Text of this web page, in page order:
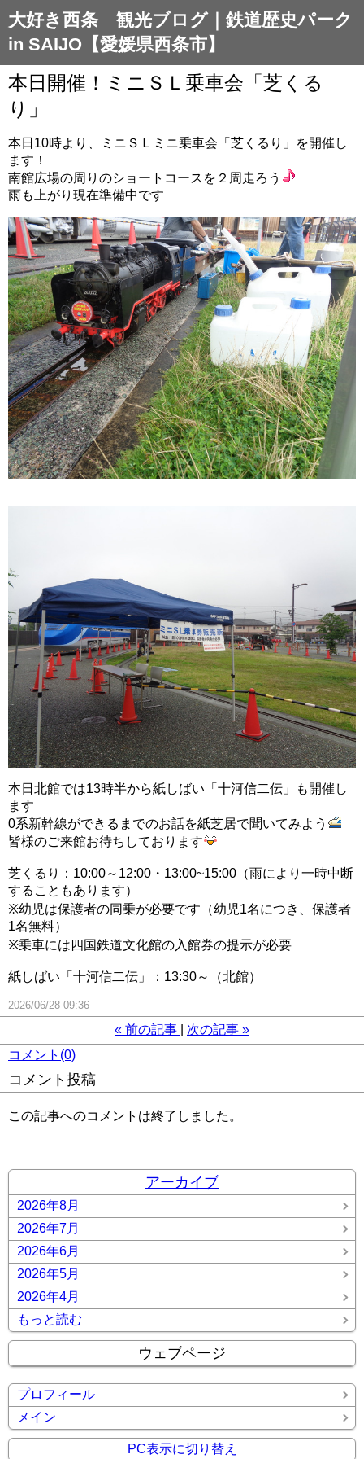
大好き西条 観光ブログ｜鉄道歴史パーク
in SAIJO【愛媛県西条市】
本日開催！ミニＳＬ乗車会「芝くる
り」
本日10時より、ミニＳＬミニ乗車会「芝くるり」を開催し
ます！
南館広場の周りのショートコースを２周走ろう
雨も上がり現在準備中です
本日北館では13時半から紙しばい「十河信二伝」も開催し
ます
0系新幹線ができるまでのお話を紙芝居で聞いてみよう
皆様のご来館お待ちしております
芝くるり：10:00～12:00・13:00~15:00（雨により一時中断
することもあります）
※幼児は保護者の同乗が必要です（幼児1名につき、保護者
1名無料）
※乗車には四国鉄道文化館の入館券の提示が必要
紙しばい「十河信二伝」：13:30～（北館）
2026/06/28 09:36
« 前の記事 次の記事 »
コメント(0)
コメント投稿
この記事へのコメントは終了しました。
アーカイブ
2026年8月
2026年7月
2026年6月
2026年5月
2026年4月
もっと読む
ウェブページ
プロフィール
メイン
PC表示に切り替え